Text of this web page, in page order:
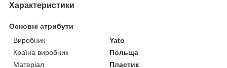
Характеристики
Основні атрибути
Виробник
Yato
Країна виробник
Польща
Матеріал
Пластик